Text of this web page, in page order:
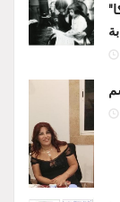
"نصف رغيف وكتاب" فدريكو غارثيا لوركا